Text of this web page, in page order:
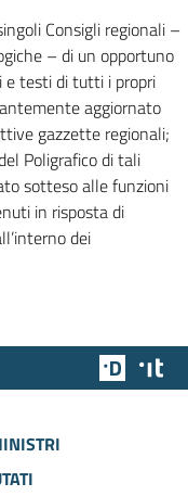
Consigli regionali –
– di un opportuno
testi di tutti i propri
aggiornato
gazzette regionali;
Poligrafico di tali
sotteso alle funzioni
in risposta di
dei
Team